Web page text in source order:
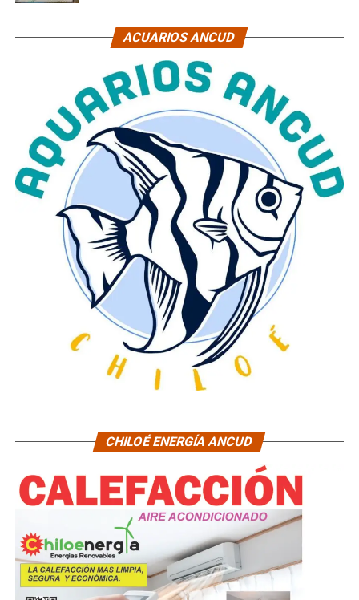
ACUARIOS ANCUD
CHILOÉ ENERGÍA ANCUD